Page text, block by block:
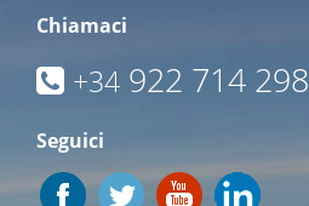
Chiamaci
+34 922 714 298
Seguici